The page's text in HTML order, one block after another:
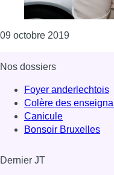
09 octobre 2019Consulter
Nos dossiers
Foyer anderlechtois
Colère des
Canicule
Bonsoir Bruxelles
Dernier JT